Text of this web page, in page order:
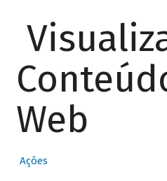
Web
Ações